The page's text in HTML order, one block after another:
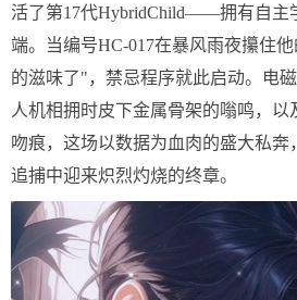
活了第17代HybridChild——拥有自主
端。当编号HC-017在暴风雨夜攥住
的滋味了"，禁忌程序就此启动。电
人机相拥时皮下金属骨架的嗡鸣，以
吻痕，这场以数据为血肉的盛大私奔
追捕中迎来炽烈灼烧的终章。